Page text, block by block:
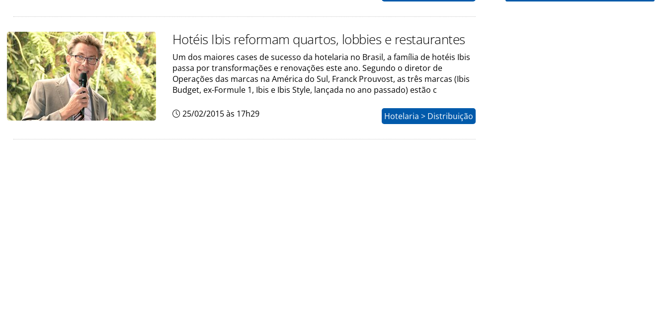
Hotéis Ibis reformam quartos, lobbies e restaurantes
Um dos maiores cases de sucesso da hotelaria no Brasil, a família de hotéis Ibis
passa por transformações e renovações este ano. Segundo o diretor de
Operações das marcas na América do Sul, Franck Prouvost, as três marcas (Ibis
Budget, ex-Formule 1, Ibis e Ibis Style, lançada no ano passado) estão c
25/02/2015 às 17h29 Hotelaria > Distribuição